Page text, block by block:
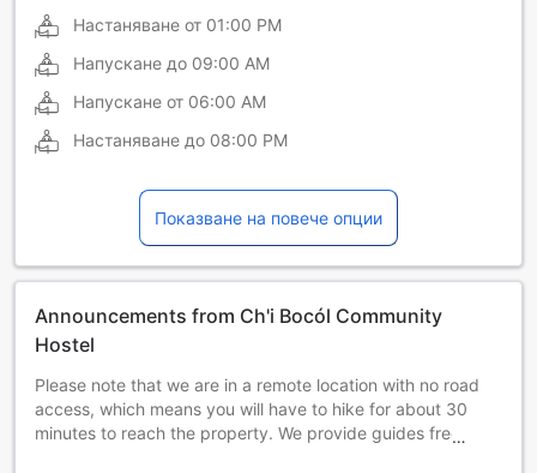
Настаняване от 01:00 PM
Напускане до 09:00 AM
Напускане от 06:00 AM
Настаняване до 08:00 PM
Показване на повече опции
Announcements from Ch'i Bocól Community
Hostel
Please note that we are in a remote location with no road
access, which means you will have to hike for about 30
minutes to reach the property. We provide guides free of